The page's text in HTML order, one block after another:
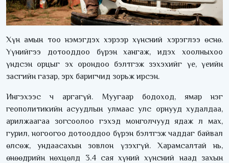
Хүн амын тоо нэмэгдэх хэрээр хүнсний хэрэглээ өснө.
Үүнийгээ дотооддоо бүрэн хангаж, идэх хоолныхоо
үндсэн орцыг эх орондоо бэлтгэж зэхэхийг үе, үеийн
засгийн газар, эрх баригчид зорьж ирсэн.
Ингэхээс ч аргагүй. Муугаар бодоход, ямар нэг
геополитикийн асуудлын улмаас улс орнууд худалдаа,
арилжаагаа зогсоолоо гэхэд монголчууд ядаж л мах,
гурил, ногоогоо дотооддоо бүрэн бэлтгэж чаддаг байвал
өлсөж, ундаасахын зовлон үзэхгүй. Харамсалтай нь,
өнөөдрийн нөхцөлд 3.4 сая хүний хүнсний наад захын